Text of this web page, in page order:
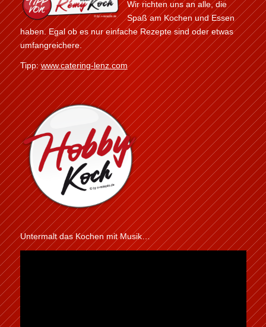
Wir richten uns an alle, die
Spaß am Kochen und Essen
haben. Egal ob es nur einfache Rezepte sind oder etwas
umfangreichere.
Tipp:www.catering-lenz.com
Untermalt das Kochen mit Musik…